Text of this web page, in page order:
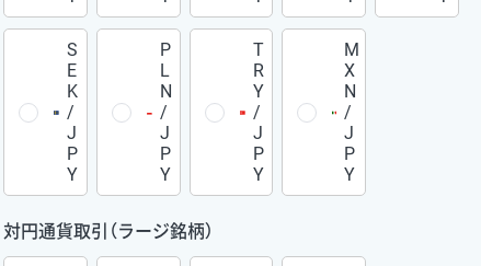
S
E
K
/
J
P
Y
P
L
N
/
J
P
Y
T
R
Y
/
J
P
Y
M
X
N
/
J
P
Y
対円通貨取引（ラージ銘柄）